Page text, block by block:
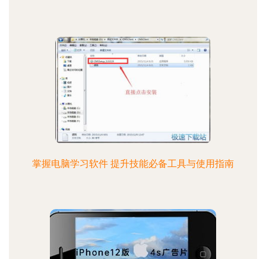
掌握电脑学习软件 提升技能必备工具与使用指南